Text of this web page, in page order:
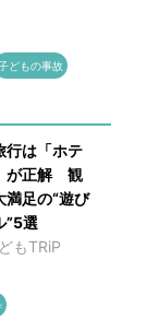
どもの事故
行は「ホテ
が正解 観
満足の“遊び
”5選
もTRiP